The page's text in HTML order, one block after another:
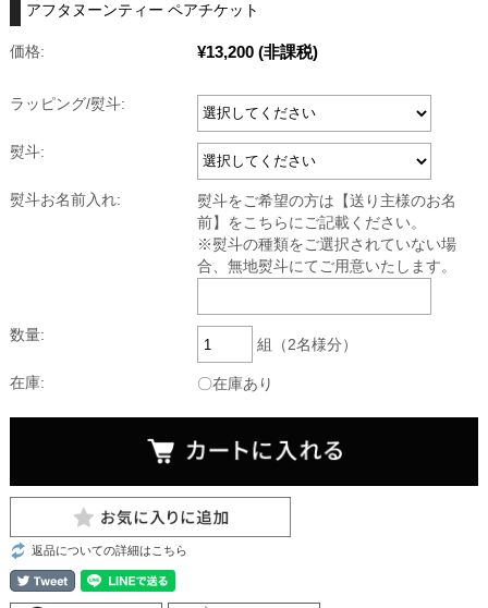
アフタヌーンティー ペアチケット
価格: ¥13,200 (非課税)
ラッピング/熨斗:
熨斗:
熨斗お名前入れ:
熨斗をご希望の方は【送り主様のお名
前】をこちらにご記載ください。
※熨斗の種類をご選択されていない場
合、無地熨斗にてご用意いたします。
数量:
組（2名様分）
在庫: 〇在庫あり
返品についての詳細はこちら